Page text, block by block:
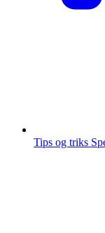
Tips og triks